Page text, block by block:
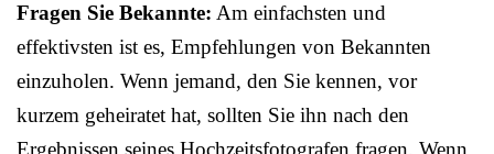
Fragen Sie Bekannte: Am einfachsten und
effektivsten ist es, Empfehlungen von Bekannten
einzuholen. Wenn jemand, den Sie kennen, vor
kurzem geheiratet hat, sollten Sie ihn nach den
Ergebnissen seines Hochzeitsfotografen fragen. Wenn